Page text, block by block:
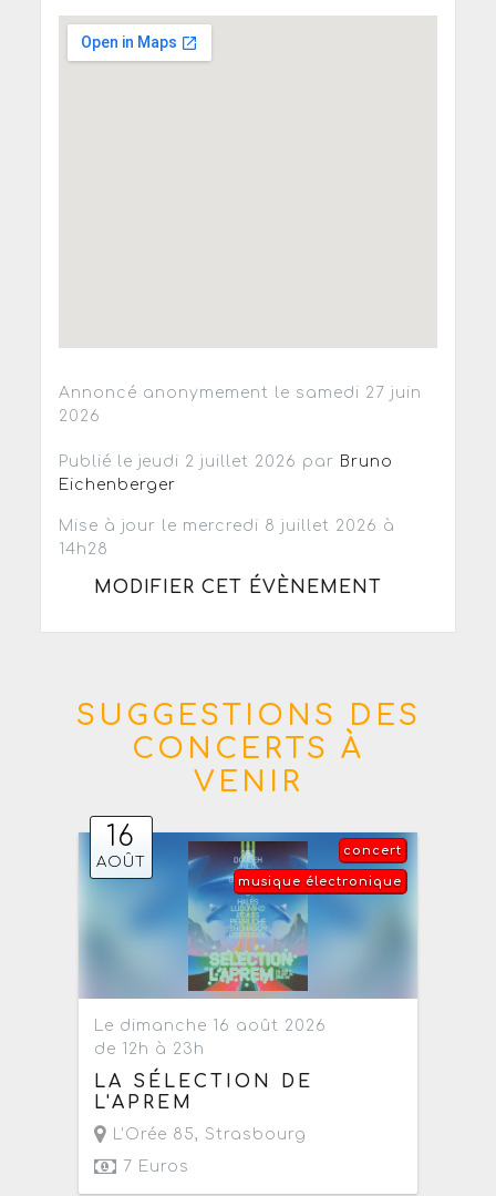
Annoncé anonymement le samedi 27 juin
2026
Publié le jeudi 2 juillet 2026 par Bruno
Eichenberger
Mise à jour le mercredi 8 juillet 2026 à
14h28
MODIFIER CET ÉVÈNEMENT
SUGGESTIONS DES
CONCERTS À
VENIR
16
AOÛT
concert
musique électronique
Le dimanche 16 août 2026
de 12h à 23h
LA SÉLECTION DE
L'APREM
L'Orée 85, Strasbourg
7 Euros